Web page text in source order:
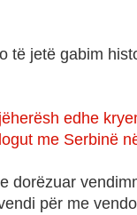
të jetë gabim
edhe
me Serbinë
dorëzuar
për me